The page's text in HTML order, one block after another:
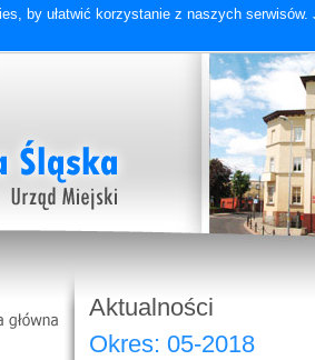
Aktualności
Okres: 05-2018
by ułatwić korzystanie z naszych